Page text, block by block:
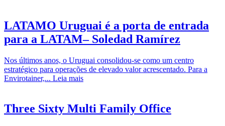
LATAMO Uruguai é a porta de entrada
para a LATAM– Soledad Ramírez
Nos últimos anos, o Uruguai consolidou-se como um centro
estratégico para operações de elevado valor acrescentado. Para a
Envirotainer,... Leia mais
Three Sixty Multi Family Office